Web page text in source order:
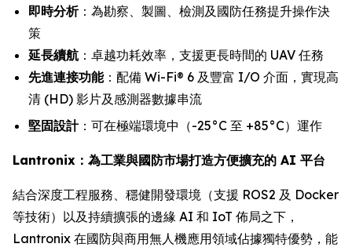
即時分析：為勘察、製圖、檢測及國防任務提升操作決
策
延長續航 ：卓越功耗效率，支援更長時間的 UAV 任務
先進連接功能：配備 Wi-Fi® 6 及豐富 I/O 介面，實現高
清 (HD) 影片及感測器數據串流
堅固設計：可在極端環境中（-25°C 至 +85°C）運作
Lantronix：為工業與國防市場打造方便擴充的 AI 平台
結合深度工程服務、穩健開發環境（支援 ROS2 及 Docker
等技術）以及持續擴張的邊緣 AI 和 IoT 佈局之下，
Lantronix 在國防與商用無人機應用領域佔據獨特優勢，能